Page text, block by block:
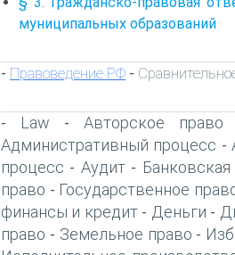
муниципальных образований
- Правоведение РФ -
- Law -Авторское право
Административный процесс -
процесс - Аудит-
право - Государственное
финансы и кредит- Деньги -
право - Земельное право -